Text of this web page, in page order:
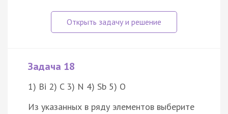
Задача 18
1) Bi 2) C 3) N 4) Sb 5) O
Из указанных в ряду элементов выберите